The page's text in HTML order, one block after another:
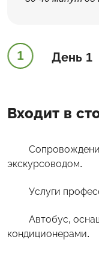
1 День 1
Входит в
экскурсоводом.
Услуги
Автобус,
кондиционерами.